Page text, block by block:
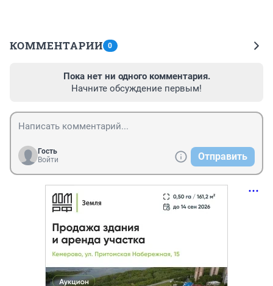
КОММЕНТАРИИ 0
Пока нет ни одного комментария.
Начните обсуждение первым!
Гость
Войти
Отправить